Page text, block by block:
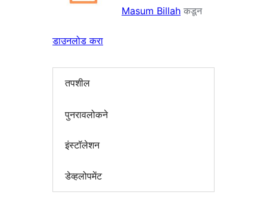
Masum Billah कडून
डाउनलोड करा
तपशील
पुनरावलोकने
इंस्टॉलेशन
डेव्हलोपमेंट